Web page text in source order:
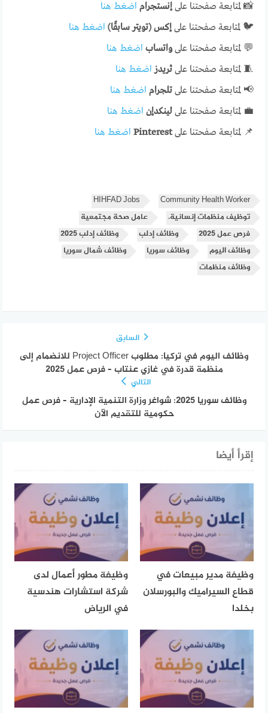
📸 لمتابعة صفحتنا علىإنستجرام اضغط هنا
🐦 لمتابعة صفحتنا علىإكس (تويتر سابقًا) اضغط هنا
💬 لمتابعة صفحتنا علىواتساب اضغط هنا
🧵 لمتابعة صفحتنا علىثريدز اضغط هنا
📢 لمتابعة صفحتنا علىتلجرام اضغط هنا
💼 لمتابعة صفحتنا علىلينكدإن اضغط هنا
📌 لمتابعة صفحتنا علىPinterest اضغط هنا
Community Health Worker
HIHFAD Jobs
توظيف منظمات إنسانية.
عامل صحة مجتمعية
فرص عمل 2025
وظائف إدلب
وظائف إدلب 2025
وظائف اليوم
وظائف سوريا
وظائف شمال سوريا
وظائف منظمات
السابق
وظائف اليوم في تركيا: مطلوب Project Officer للانضمام إلى
منظمة قدرة في غازي عنتاب – فرص عمل 2025
التالي
وظائف سوريا 2025: شواغر وزارة التنمية الإدارية – فرص عمل
حكومية للتقديم الآن
إقرأ أيضا
وظيفة مدير مبيعات في
قطاع السيراميك والبورسلان
بخلدا
وظيفة مطور أعمال لدى
شركة استشارات هندسية
في الرياض